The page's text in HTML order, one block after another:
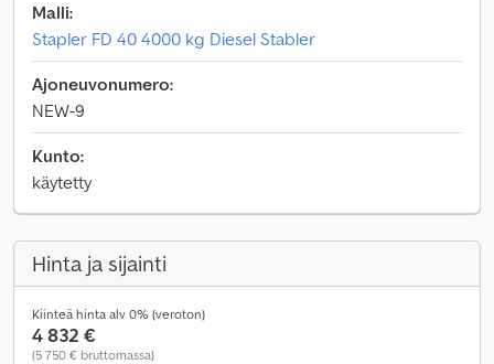
Malli:
Stapler FD 40 4000 kg Diesel Stabler
Ajoneuvonumero:
NEW-9
Kunto:
käytetty
Hinta ja sijainti
Kiinteä hinta alv 0% (veroton)
4 832 €
(5 750 € bruttomassa)